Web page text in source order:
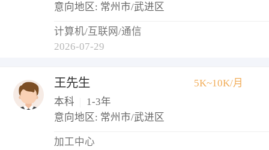
意向地区: 常州市/武进区
计算机/互联网/通信
2026-07-29
王先生
5K~10K/月
本科
1-3年
意向地区: 常州市/武进区
加工中心